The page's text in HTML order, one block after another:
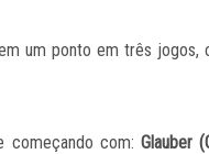
um ponto em três jogos,
começando com:Glauber